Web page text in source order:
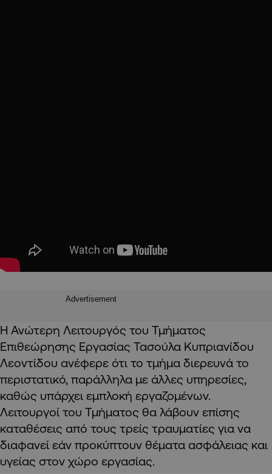
Advertisement
Η Ανώτερη Λειτουργός του Τμήματος
Επιθεώρησης Εργασίας Τασούλα Κυπριανίδου
Λεοντίδου ανέφερε ότι το τμήμα διερευνά το
περιστατικό, παράλληλα με άλλες υπηρεσίες,
καθώς υπάρχει εμπλοκή εργαζομένων.
Λειτουργοί του Τμήματος θα λάβουν επίσης
καταθέσεις από τους τρείς τραυματίες για να
διαφανεί εάν προκύπτουν θέματα ασφάλειας και
υγείας στον χώρο εργασίας.